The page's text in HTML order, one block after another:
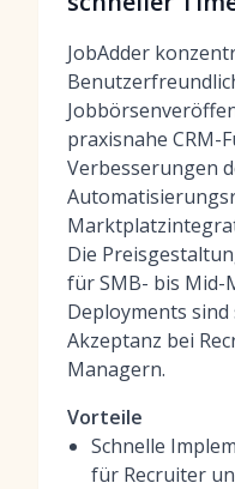
JobAdder
praxisnahe CRM-
Verbesserungen
Die
für SMB- bis Mid-
Deployments
Akzeptanz bei
Managern.
Vorteile
Schnelle
für Recruiter